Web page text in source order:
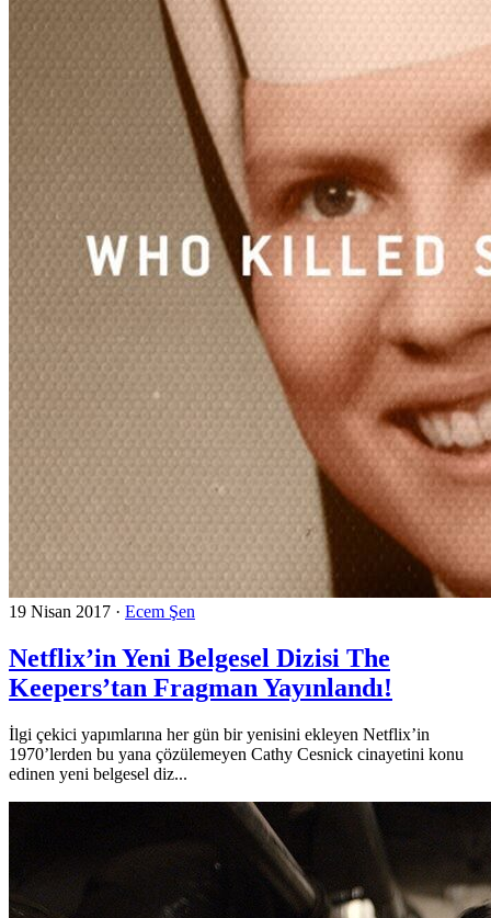
19 Nisan 2017 · Ecem Şen
Netflix’in Yeni Belgesel Dizisi The
Keepers’tan Fragman Yayınlandı!
İlgi çekici yapımlarına her gün bir yenisini ekleyen Netflix’in
1970’lerden bu yana çözülemeyen Cathy Cesnick cinayetini konu
edinen yeni belgesel diz...